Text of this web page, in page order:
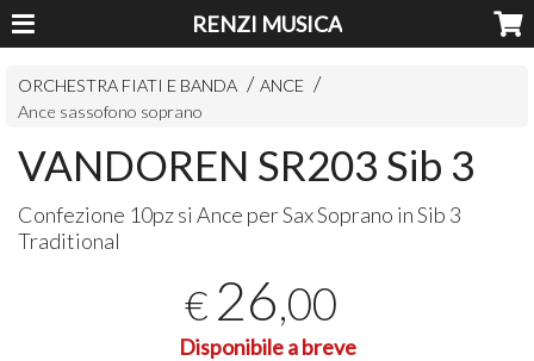
RENZI MUSICA
ORCHESTRA FIATI E BANDA
ANCE
Ance sassofono soprano
VANDOREN SR203 Sib 3
Confezione 10pz si Ance per Sax Soprano in Sib 3
Traditional
€ 26,00
Disponibile a breve